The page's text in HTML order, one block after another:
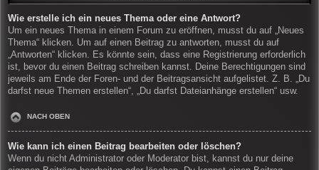
Wie erstelle ich ein neues Thema oder eine Antwort?
Um ein neues Thema in einem Forum zu eröffnen, musst du auf „Neues
Thema“ klicken. Um auf einen Beitrag zu antworten, musst du auf
„Antworten“ klicken. Es könnte sein, dass eine Registrierung erforderlich
ist, bevor du einen Beitrag schreiben kannst. Deine Berechtigungen sind
jeweils am Ende der Foren- und der Beitragsansicht aufgelistet. Z. B. „Du
darfst neue Themen erstellen“, „Du darfst Dateianhänge erstellen“ usw.
NACH OBEN
Wie kann ich einen Beitrag bearbeiten oder löschen?
Wenn du nicht Administrator oder Moderator bist, kannst du nur deine